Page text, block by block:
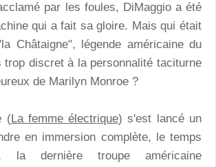
par les foules, DiMaggio a été
qui a fait sa gloire. Mais qui était
Châtaigne", légende américaine du
trop discret à la personnalité taciturne
de Marilyn Monroe ?
(La femme électrique) s'est lancé un
en immersion complète, le temps
la dernière troupe américaine